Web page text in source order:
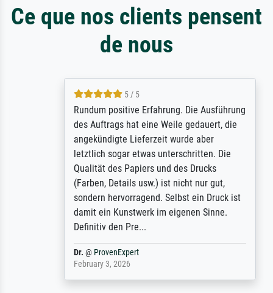
Ce que nos clients pensent
de nous
5 / 5
Rundum positive Erfahrung. Die Ausführung
des Auftrags hat eine Weile gedauert, die
angekündigte Lieferzeit wurde aber
letztlich sogar etwas unterschritten. Die
Qualität des Papiers und des Drucks
(Farben, Details usw.) ist nicht nur gut,
sondern hervorragend. Selbst ein Druck ist
damit ein Kunstwerk im eigenen Sinne.
Definitiv den Pre...
ProvenExpert
February 3, 2026